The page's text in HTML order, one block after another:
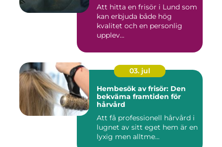
Att hitta en frisör i Lund som
kan erbjuda både hög
kvalitet och en personlig
upplev...
03. jul
Hembesök av frisör: Den
bekväma framtiden för
hårvård
Att få professionell hårvård i
lugnet av sitt eget hem är en
lyxig men alltme...